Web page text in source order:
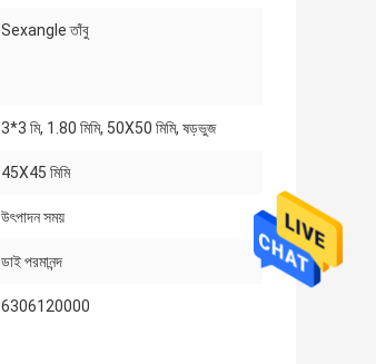
Sexangle তাঁবু
3*3 মি, 1.80 মিমি, 50X50 মিমি, ষড়ভুজ
45X45 মিমি
উৎপাদন সময়
ডাই পরমানন্দ
6306120000